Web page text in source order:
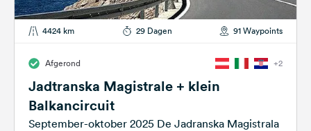
4424 km 29 Dagen 91 Waypoints
Afgerond +2
Jadtranska Magistrale + klein
Balkancircuit
September-oktober 2025 De Jadranska Magistrala